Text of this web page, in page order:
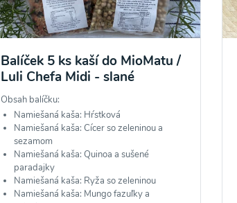
Balíček 5 ks kaší do MioMatu /
Luli Chefa Midi - slané
Obsah balíčku:
Namiešaná kaša: Hŕstková
Namiešaná kaša: Cícer so zeleninou a
sezamom
Namiešaná kaša: Quinoa a sušené
paradajky
Namiešaná kaša: Ryža so zeleninou
Namiešaná kaša: Mungo fazuľky a